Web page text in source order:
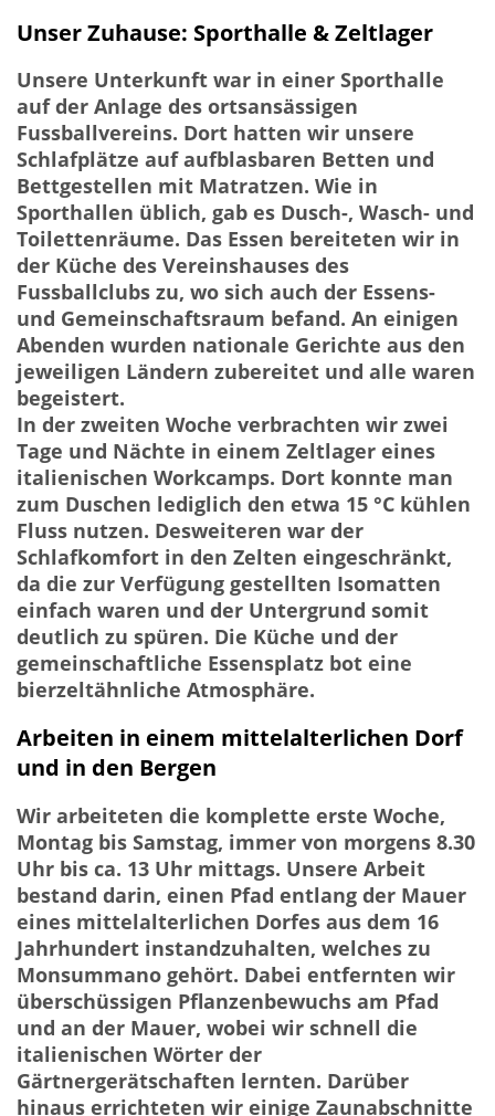
Unser Zuhause: Sporthalle & Zeltlager
Unsere Unterkunft war in einer Sporthalle
auf der Anlage des ortsansässigen
Fussballvereins. Dort hatten wir unsere
Schlafplätze auf aufblasbaren Betten und
Bettgestellen mit Matratzen. Wie in
Sporthallen üblich, gab es Dusch-, Wasch- und
Toilettenräume. Das Essen bereiteten wir in
der Küche des Vereinshauses des
Fussballclubs zu, wo sich auch der Essens-
und Gemeinschaftsraum befand. An einigen
Abenden wurden nationale Gerichte aus den
jeweiligen Ländern zubereitet und alle waren
begeistert.
In der zweiten Woche verbrachten wir zwei
Tage und Nächte in einem Zeltlager eines
italienischen Workcamps. Dort konnte man
zum Duschen lediglich den etwa 15 °C kühlen
Fluss nutzen. Desweiteren war der
Schlafkomfort in den Zelten eingeschränkt,
da die zur Verfügung gestellten Isomatten
einfach waren und der Untergrund somit
deutlich zu spüren. Die Küche und der
gemeinschaftliche Essensplatz bot eine
bierzeltähnliche Atmosphäre.
Arbeiten in einem mittelalterlichen Dorf
und in den Bergen
Wir arbeiteten die komplette erste Woche,
Montag bis Samstag, immer von morgens 8.30
Uhr bis ca. 13 Uhr mittags. Unsere Arbeit
bestand darin, einen Pfad entlang der Mauer
eines mittelalterlichen Dorfes aus dem 16
Jahrhundert instandzuhalten, welches zu
Monsummano gehört. Dabei entfernten wir
überschüssigen Pflanzenbewuchs am Pfad
und an der Mauer, wobei wir schnell die
italienischen Wörter der
Gärtnergerätschaften lernten. Darüber
hinaus errichteten wir einige Zaunabschnitte